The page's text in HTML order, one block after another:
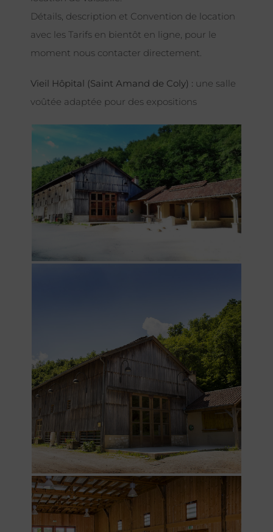
Détails, description et Convention de location
avec les Tarifs en bientôt en ligne, pour le
moment nous contacter directement.
Vieil Hôpital (Saint Amand de Coly) : une salle
voûtée adaptée pour des expositions